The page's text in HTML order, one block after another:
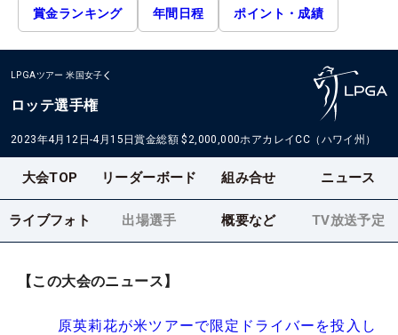
賞金ランキング 年間日程 ポイント・成績
LPGAツアー 米国女子
ロッテ選手権
2023年4月12日-4月15日賞金総額 $2,000,000ホアカレイCC（ハワイ州）
大会TOP リーダーボード 組み合せ ニュース
ライブフォト 出場選手 概要など TV放送予定
【この大会のニュース】
原英莉花が米ツアーで限定ドライバーを投入し